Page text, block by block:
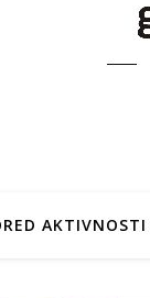
AKTIVNOSTI